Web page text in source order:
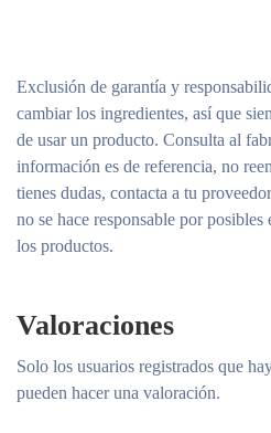
Exclusión de garantía y
cambiar los ingredientes, así que
de usar un producto. Consulta al
información es de referencia, no
tienes dudas, contacta a tu
no se hace responsable por
los productos.
Valoraciones
Solo los usuarios registrados que
pueden hacer una valoración.